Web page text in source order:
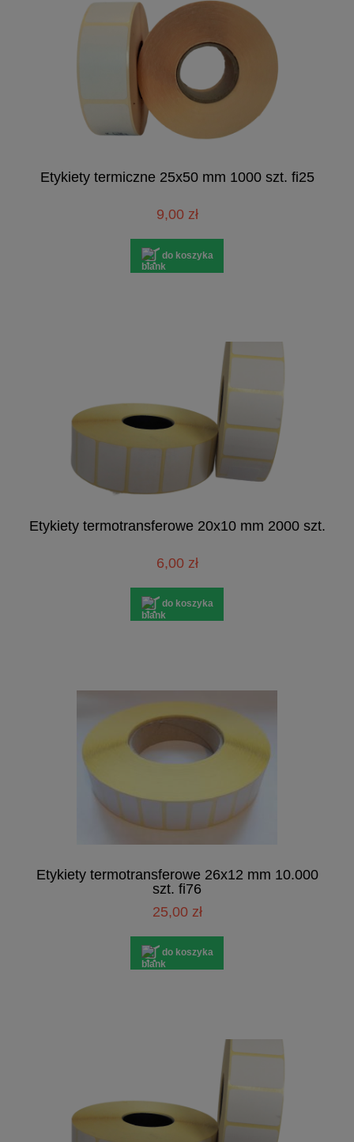
Etykiety termiczne 25x50 mm 1000 szt. fi25
9,00 zł
do koszyka
Etykiety termotransferowe 20x10 mm 2000 szt.
6,00 zł
do koszyka
Etykiety termotransferowe 26x12 mm 10.000
szt. fi76
25,00 zł
do koszyka